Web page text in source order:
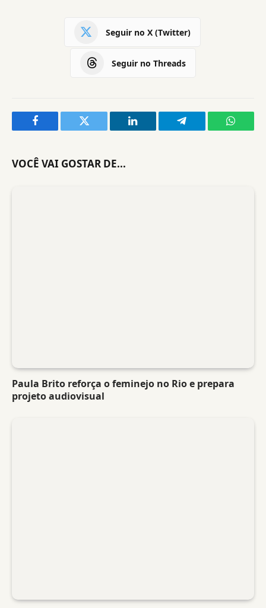
Seguir no X (Twitter)
Seguir no Threads
Facebook Twitter LinkedIn Telegram
VOCÊ VAI GOSTAR DE...
Paula Brito reforça o feminejo no Rio e prepara
projeto audiovisual